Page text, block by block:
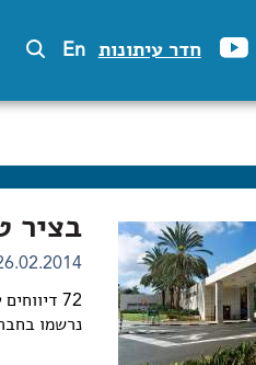
חדר עיתונות En
בציר
72
נרשמו